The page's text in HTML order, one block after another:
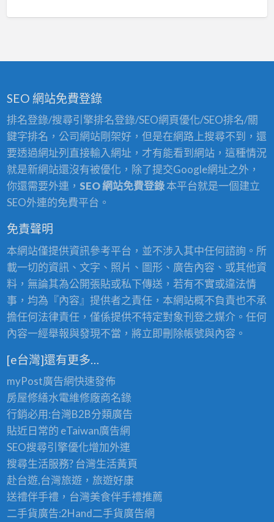
SEO 網站免費登錄
排名登錄/搜尋引擎排名登錄/SEO網頁優化/SEO排名/關
鍵字排名，公司網站剛架好，但是在網路上搜尋不到，還
要透過網址列直接輸入網址，才有能看到網站，這種情況
就是新網站還沒有被優化，除了提交Google網址之外，
你還需要外連， SEO 網站免費登錄本平台就是一個建立
SEO外連的免費平台。
免責聲明
本網站僅提供資訊參考平台，並不涉入其中任何諮詢。所
載一切的資訊、文字、照片、圖形、廣告內容、或其他資
料，無論其為公開張貼或私下傳送，若有不實或違法情
事，均為『內容』提供者之責任，本網站概不負責也不承
擔任何法律責任，僅係提供不特定對象刊登之媒介。任何
內容一經舉報與發現不當，將立即刪除帳號與內容。
[e台灣]還有更多…
myPost廣告網快速發佈
房屋修繕水電維修廠商名錄
行銷必用:台灣B2B分類廣告
貼近日常的 eTaiwan廣告網
SEO搜尋引擎優化增加外連
搜尋生活服務? 台灣生活黃頁
赴台遊,台灣旅遊，旅遊好康
送禮伴手禮，台灣美食伴手禮推薦
二手貨廣告:2Hand二手貨廣告網